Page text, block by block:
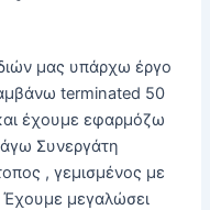
μας υπάρχω έργο
terminated 50
έχουμε εφαρμόζω
Συνεργάτη
, γεμισμένος με
Έχουμε μεγαλώσει